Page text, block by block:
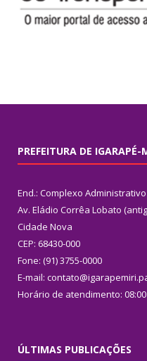
PREFEITURA DE IGARAPÉ-
End.: Complexo
Av. Eládio Corrêa Lobato
Cidade Nova
CEP: 68430-000
Fone: (91) 3755-0000
E-mail:
Horário de atendimento:
ÚLTIMAS PUBLICAÇÕES